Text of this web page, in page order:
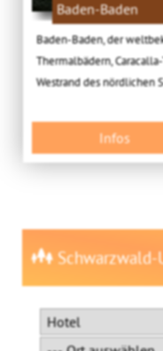
Baden-Baden
Baden-Baden, der
Thermalbädern,
Westrand des nördlichen
Infos
Schwarzwald-